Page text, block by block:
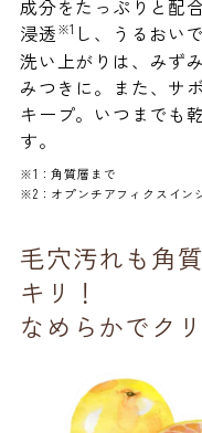
成分をたっぷりと配
浸透※1 し、うるおい
洗い上がりは、みず
みつきに。また、サ
キープ。いつまでも
す。
※1：角質層まで
※2：オプンチアフィクスイン
毛穴汚れも角
キリ！
なめらかでク